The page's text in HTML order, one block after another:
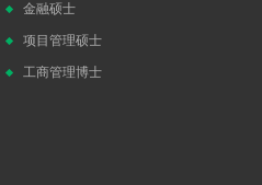
金融硕士
项目管理硕士
工商管理博士